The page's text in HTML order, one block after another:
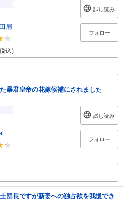
屑
込)
試し読み
フォロー
暴君皇帝の花嫁候補にされました
試し読み
フォロー
団長ですが新妻への独占欲を我慢でき